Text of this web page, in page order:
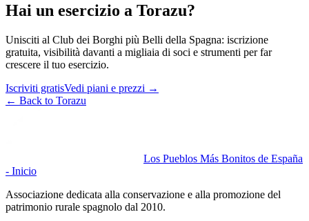
Hai un esercizio a Torazu?
Unisciti al Club dei Borghi più Belli della Spagna: iscrizione
gratuita, visibilità davanti a migliaia di soci e strumenti per far
crescere il tuo esercizio.
Iscriviti gratisVedi piani e prezzi →
← Back to Torazu
Los Pueblos Más Bonitos de España
- Inicio
Associazione dedicata alla conservazione e alla promozione del
patrimonio rurale spagnolo dal 2010.